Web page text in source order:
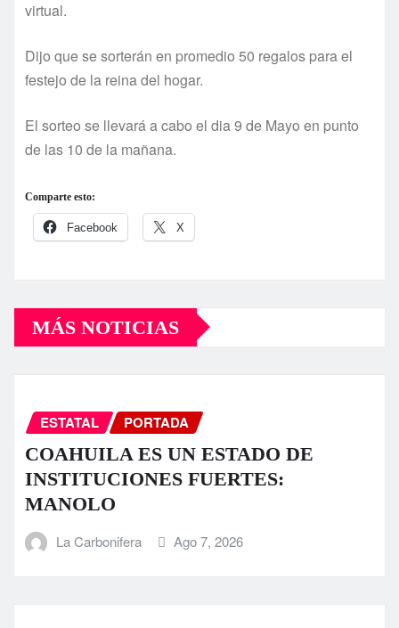
virtual.
Dijo que se sorterán en promedio 50 regalos para el
festejo de la reina del hogar.
El sorteo se llevará a cabo el dia 9 de Mayo en punto
de las 10 de la mañana.
Comparte esto:
Facebook X
MÁS NOTICIAS
ESTATAL PORTADA
COAHUILA ES UN ESTADO DE
INSTITUCIONES FUERTES:
MANOLO
La Carbonifera Ago 7, 2026